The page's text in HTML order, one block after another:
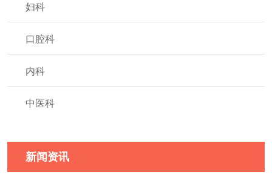
妇科
口腔科
内科
中医科
新闻资讯